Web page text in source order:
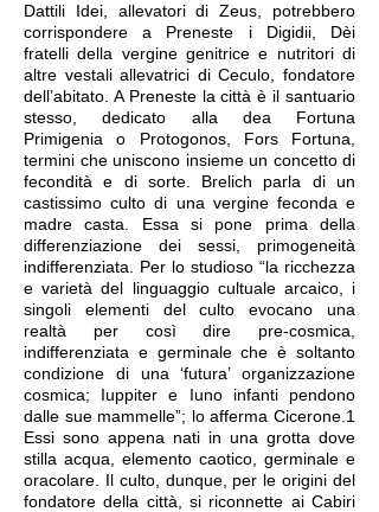
Dattili Idei, allevatori di Zeus, potrebbero
corrispondere a Preneste i Digidii, Dèi
fratelli della vergine genitrice e nutritori di
altre vestali allevatrici di Ceculo, fondatore
dell’abitato. A Preneste la città è il santuario
stesso, dedicato alla dea Fortuna
Primigenia o Protogonos, Fors Fortuna,
termini che uniscono insieme un concetto di
fecondità e di sorte. Brelich parla di un
castissimo culto di una vergine feconda e
madre casta. Essa si pone prima della
differenziazione dei sessi, primogeneità
indifferenziata. Per lo studioso “la ricchezza
e varietà del linguaggio cultuale arcaico, i
singoli elementi del culto evocano una
realtà per così dire pre-cosmica,
indifferenziata e germinale che è soltanto
condizione di una ‘futura’ organizzazione
cosmica; Iuppiter e Iuno infanti pendono
dalle sue mammelle”; lo afferma Cicerone.1
Essi sono appena nati in una grotta dove
stilla acqua, elemento caotico, germinale e
oracolare. Il culto, dunque, per le origini del
fondatore della città, si riconnette ai Cabiri